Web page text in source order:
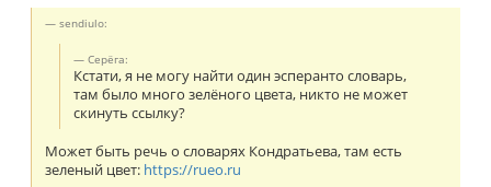
sendiulo:
Серёга:
Кстати, я не могу найти один эсперанто словарь,
там было много зелёного цвета, никто не может
скинуть ссылку?
Может быть речь о словарях Кондратьева, там есть
зеленый цвет: https://rueo.ru